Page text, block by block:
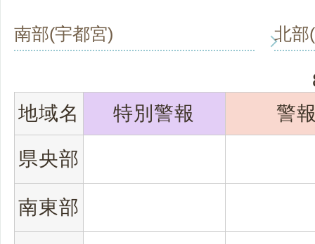
南部(宇都宮) 北部
地域名
特別警報 警
県央部
南東部